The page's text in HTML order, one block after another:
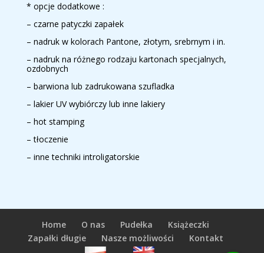
* opcje dodatkowe :
– czarne patyczki zapałek
– nadruk w kolorach Pantone, złotym, srebrnym i in.
– nadruk na różnego rodzaju kartonach specjalnych,
ozdobnych
– barwiona lub zadrukowana szufladka
– lakier UV wybiórczy lub inne lakiery
– hot stamping
– tłoczenie
– inne techniki introligatorskie
Home O nas Pudełka
Książeczki
Zapałki długie
Nasze możliwości Kontakt